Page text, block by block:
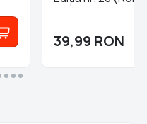
39,99 RON